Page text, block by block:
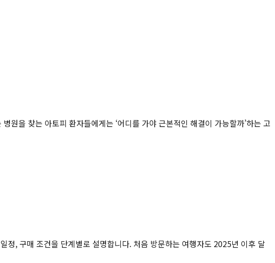
을 찾는 아토피 환자들에게는 ‘어디를 가야 근본적인 해결이 가능할까’하는 고
정, 구매 조건을 단계별로 설명합니다. 처음 방문하는 여행자도 2025년 이후 달